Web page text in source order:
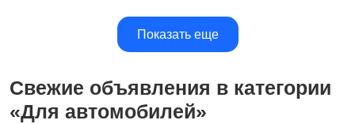
Показать еще
Свежие объявления в категории
«Для автомобилей»